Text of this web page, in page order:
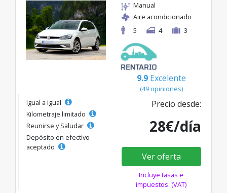
Manual
Aire acondicionado
5
4 3
9.9 Excelente
(49 opiniones)
Igual a igual
Kilometraje limitado
Reunirse y Saludar
Depósito en efectivo
aceptado
Precio desde:
28€/día
Ver oferta
Incluye tasas e
impuestos. (VAT)